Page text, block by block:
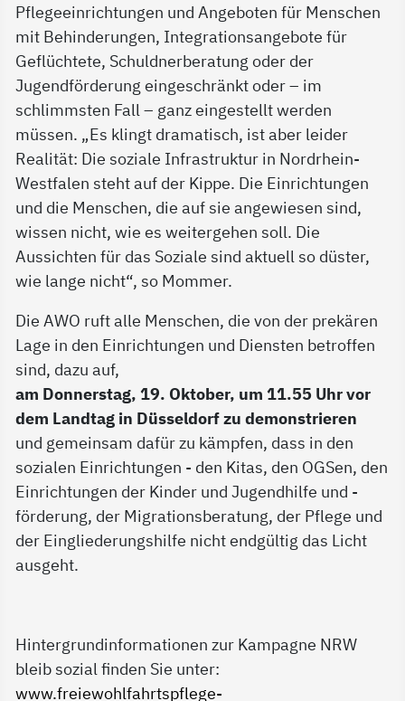
Pflegeeinrichtungen und Angeboten für Menschen
mit Behinderungen, Integrationsangebote für
Geflüchtete, Schuldnerberatung oder der
Jugendförderung eingeschränkt oder – im
schlimmsten Fall – ganz eingestellt werden
müssen. „Es klingt dramatisch, ist aber leider
Realität: Die soziale Infrastruktur in Nordrhein-
Westfalen steht auf der Kippe. Die Einrichtungen
und die Menschen, die auf sie angewiesen sind,
wissen nicht, wie es weitergehen soll. Die
Aussichten für das Soziale sind aktuell so düster,
wie lange nicht“, so Mommer.
Die AWO ruft alle Menschen, die von der prekären
Lage in den Einrichtungen und Diensten betroffen
sind, dazu auf,
am Donnerstag, 19. Oktober, um 11.55 Uhr vor
dem Landtag in Düsseldorf zu demonstrieren
und gemeinsam dafür zu kämpfen, dass in den
sozialen Einrichtungen - den Kitas, den OGSen, den
Einrichtungen der Kinder und Jugendhilfe und -
förderung, der Migrationsberatung, der Pflege und
der Eingliederungshilfe nicht endgültig das Licht
ausgeht.
Hintergrundinformationen zur Kampagne NRW
bleib sozial finden Sie unter:
www.freiewohlfahrtspflege-